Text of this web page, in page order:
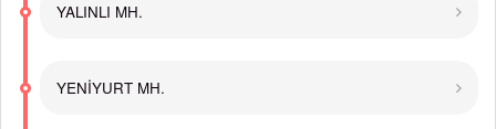
YALINLI MH.
YENİYURT MH.